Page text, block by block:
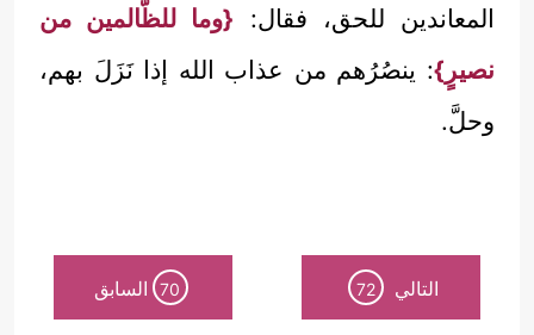
المعاندين للحق، فقال: {وما للظَّالمين من
نصيرٍ}: ينصُرُهم من عذاب الله إذا نَزَلَ بهم،
وحلَّ.
التالي 72
70 السابق